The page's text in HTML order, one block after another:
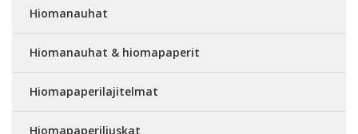
Hiomanauhat
Hiomanauhat & hiomapaperit
Hiomapaperilajitelmat
Hiomapaperiliuskat